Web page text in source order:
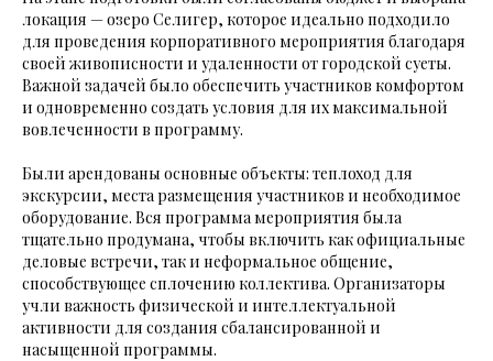
локация — озеро Селигер, которое идеально подходило
для проведения корпоративного мероприятия благодаря
своей живописности и удаленности от городской суеты.
Важной задачей было обеспечить участников комфортом
и одновременно создать условия для их максимальной
вовлеченности в программу.
Были арендованы основные объекты: теплоход для
экскурсии, места размещения участников и необходимое
оборудование. Вся программа мероприятия была
тщательно продумана, чтобы включить как официальные
деловые встречи, так и неформальное общение,
способствующее сплочению коллектива. Организаторы
учли важность физической и интеллектуальной
активности для создания сбалансированной и
насыщенной программы.